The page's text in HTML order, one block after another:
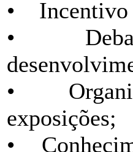
• Incentivo
• Debate
•
exposições;
•